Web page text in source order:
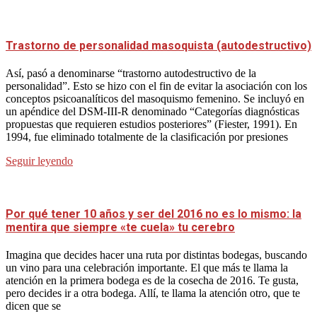
Trastorno de personalidad masoquista (autodestructivo)
Así, pasó a denominarse “trastorno autodestructivo de la
personalidad”. Esto se hizo con el fin de evitar la asociación con los
conceptos psicoanalíticos del masoquismo femenino. Se incluyó en
un apéndice del DSM-III-R denominado “Categorías diagnósticas
propuestas que requieren estudios posteriores” (Fiester, 1991). En
1994, fue eliminado totalmente de la clasificación por presiones
Seguir leyendo
Por qué tener 10 años y ser del 2016 no es lo mismo: la
mentira que siempre «te cuela» tu cerebro
Imagina que decides hacer una ruta por distintas bodegas, buscando
un vino para una celebración importante. El que más te llama la
atención en la primera bodega es de la cosecha de 2016. Te gusta,
pero decides ir a otra bodega. Allí, te llama la atención otro, que te
dicen que se